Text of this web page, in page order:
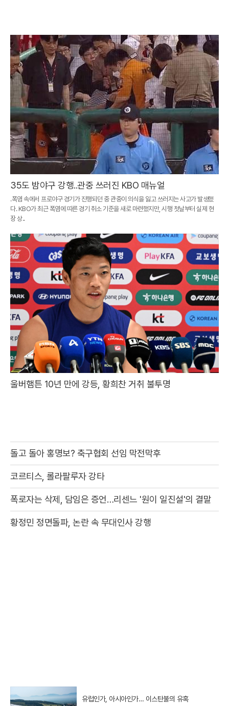
35도 밤야구 강행..관중 쓰러진 KBO 매뉴얼
.폭염 속에서 프로야구 경기가 진행되던 중 관중이 의식을 잃고 쓰러지는 사고가 발생했
다. KBO가 최근 폭염에 따른 경기 취소 기준을 새로 마련했지만, 시행 첫날부터 실제 현
장 상..
울버햄튼 10년 만에 강등, 황희찬 거취 불투명
돌고 돌아 홍명보? 축구협회 선임 막전막후
코르티스, 롤라팔루자 강타
폭로자는 삭제, 담임은 증언…리센느 '원이 일진설'의 결말
황정민 정면돌파, 논란 속 무대인사 강행
유럽인가, 아시아인가… 이스탄불의 유혹